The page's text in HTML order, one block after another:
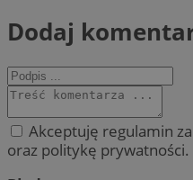
Dodaj
Akceptuję regulamin
oraz politykę prywatności.